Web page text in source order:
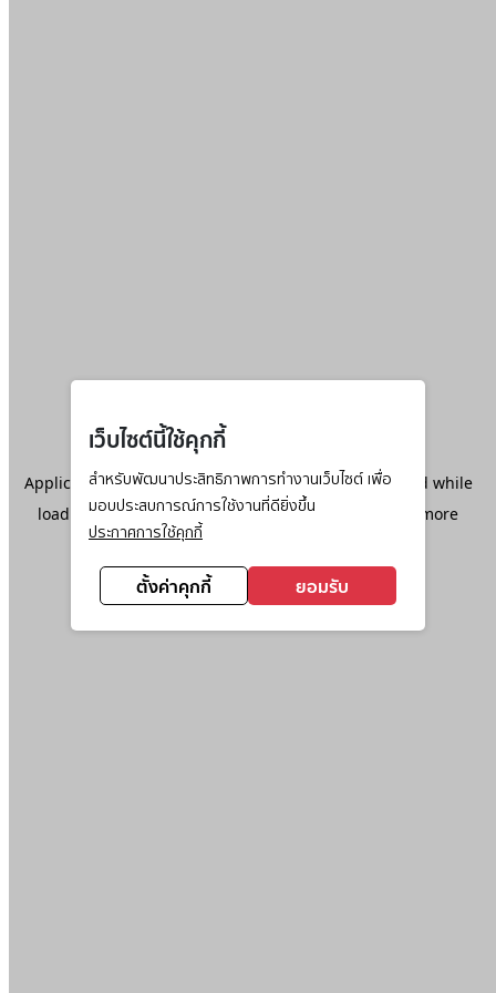
เว็บไซต์นี้ใช้คุกกี้
สำหรับพัฒนาประสิทธิภาพการทำงานเว็บไซต์ เพื่อ
มอบประสบการณ์การใช้งานที่ดียิ่งขึ้น
ประกาศการใช้คุกกี้
ตั้งค่าคุกกี้ ยอมรับ
Application error: aclient-side exception has occurred while
loadingwww.ktc.co.th(see the browser console
for more
information).